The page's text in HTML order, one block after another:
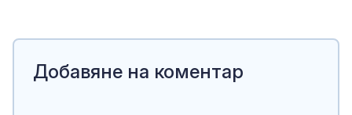
Добавяне на коментар